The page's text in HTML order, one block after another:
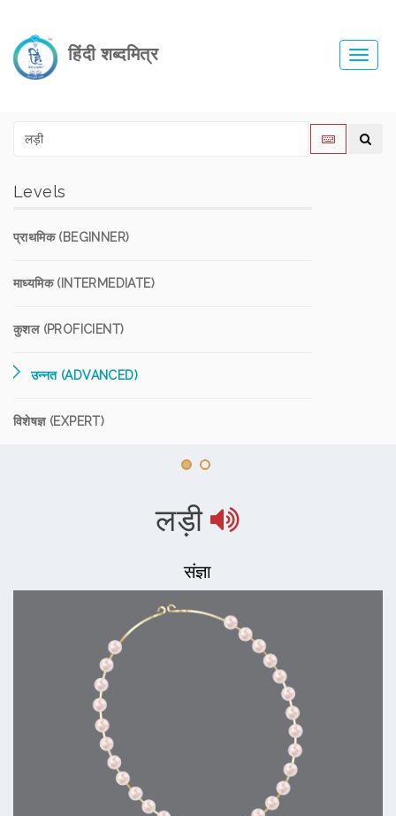
हिंदी शब्दमित्र
Levels
प्राथमिक (BEGINNER)
माध्यमिक (INTERMEDIATE)
कुशल (PROFICIENT)
उन्नत (ADVANCED)
विशेषज्ञ (EXPERT)
लड़ी
संज्ञा